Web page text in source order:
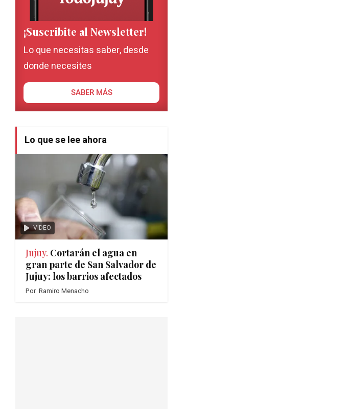
¡Suscribite al Newsletter!
Lo que necesitas saber, desde
donde necesites
SABER MÁS
Lo que se lee ahora
VIDEO
Jujuy. Cortarán el agua en
gran parte de San Salvador de
Jujuy: los barrios afectados
Por Ramiro Menacho